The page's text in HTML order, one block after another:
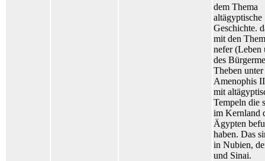
dem Thema
altägyptische
Geschichte.
mit den
nefer (Leben
des
Theben unter
Amenophis
mit
Tempeln die
im Kernland
Ägypten
haben. Das
in Nubien,
und Sinai.